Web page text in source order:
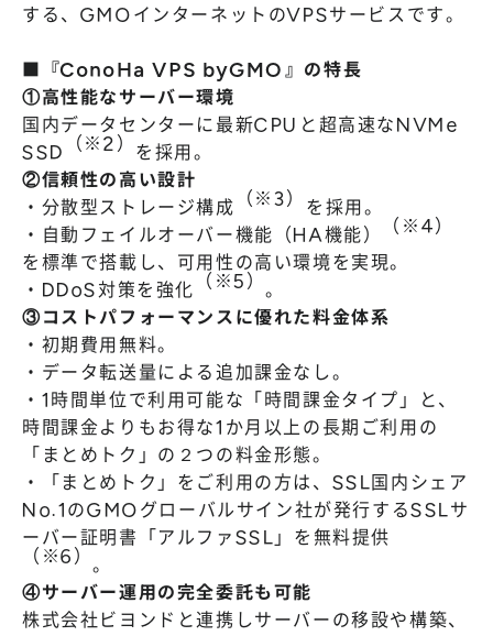
する、GMOインターネットのVPSサービスです。
■『ConoHa VPS byGMO』の特長
①高性能なサーバー環境
国内データセンターに最新CPUと超高速なNVMe
SSD
（※2） を採用。
②信頼性の高い設計
・分散型ストレージ構成 （※3） を採用。
・自動フェイルオーバー機能（HA機能）
（※4）
を標準で搭載し、可用性の高い環境を実現。
・DDoS対策を強化
（※5） 。
③コストパフォーマンスに優れた料金体系
・初期費用無料。
・データ転送量による追加課金なし。
・1時間単位で利用可能な「時間課金タイプ」と、
時間課金よりもお得な1か月以上の長期ご利用の
「まとめトク」の２つの料金形態。
・「まとめトク」をご利用の方は、SSL国内シェア
No.1のGMOグローバルサイン社が発行するSSLサ
ーバー証明書「アルファSSL」を無料提供
（※6） 。
④サーバー運用の完全委託も可能
株式会社ビヨンドと連携しサーバーの移設や構築、